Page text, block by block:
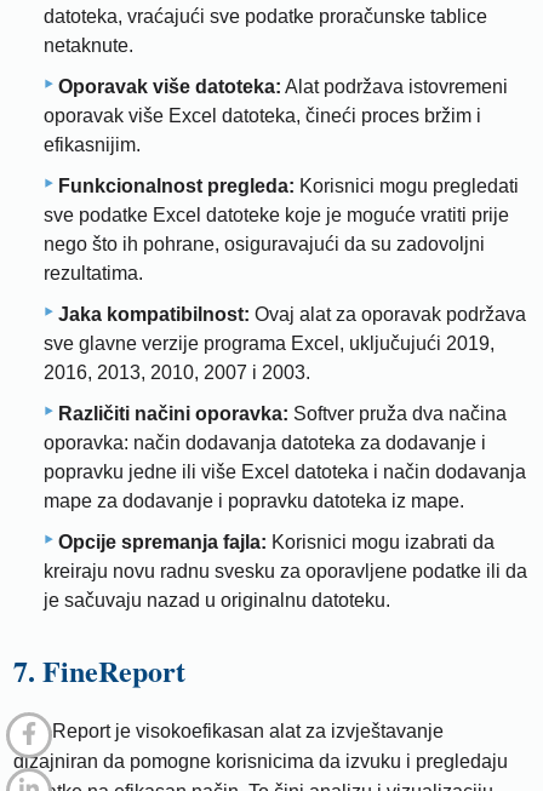
datoteka, vraćajući sve podatke proračunske tablice
netaknute.
Oporavak više datoteka: Alat podržava istovremeni
oporavak više Excel datoteka, čineći proces bržim i
efikasnijim.
Funkcionalnost pregleda: Korisnici mogu pregledati
sve podatke Excel datoteke koje je moguće vratiti prije
nego što ih pohrane, osiguravajući da su zadovoljni
rezultatima.
Jaka kompatibilnost: Ovaj alat za oporavak podržava
sve glavne verzije programa Excel, uključujući 2019,
2016, 2013, 2010, 2007 i 2003.
Različiti načini oporavka: Softver pruža dva načina
oporavka: način dodavanja datoteka za dodavanje i
popravku jedne ili više Excel datoteka i način dodavanja
mape za dodavanje i popravku datoteka iz mape.
Opcije spremanja fajla: Korisnici mogu izabrati da
kreiraju novu radnu svesku za oporavljene podatke ili da
je sačuvaju nazad u originalnu datoteku.
7. FineReport
FineReport je visokoefikasan alat za izvještavanje
dizajniran da pomogne korisnicima da izvuku i pregledaju